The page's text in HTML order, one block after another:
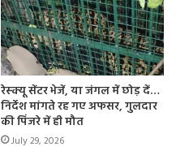
रेस्क्यू सेंटर भेजें, या जंगल में छोड़ दें…
निर्देश मांगते रह गए अफसर, गुलदार
की पिंजरे में ही मौत
July 29, 2026